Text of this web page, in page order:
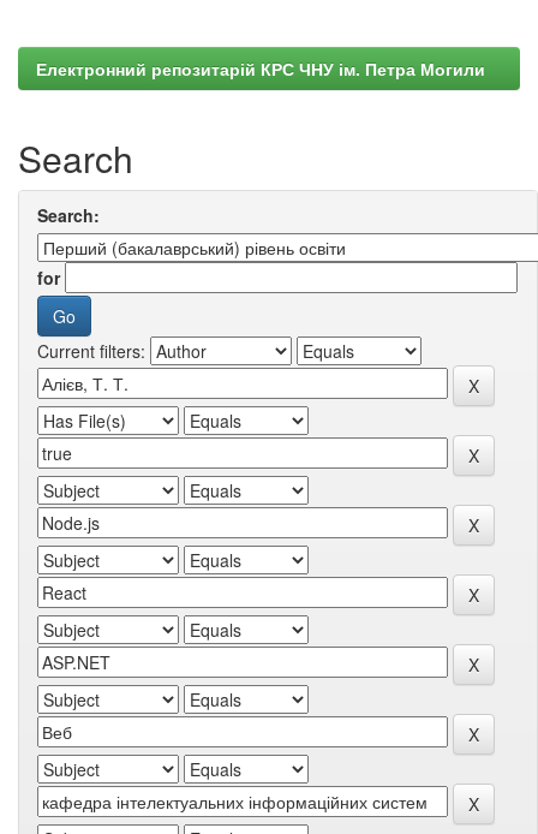
Електронний репозитарій КРС ЧНУ ім. Петра Могили
Search
Search:
for
Current filters: